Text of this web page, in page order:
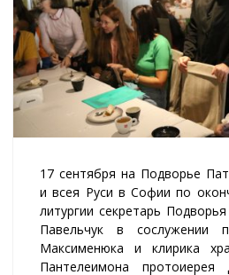
17 сентября на Подворье
и всея Руси в Софии по
литургии секретарь
Павельчук в сослужении
Максименюка и клирика
Пантелеимона протоиерея